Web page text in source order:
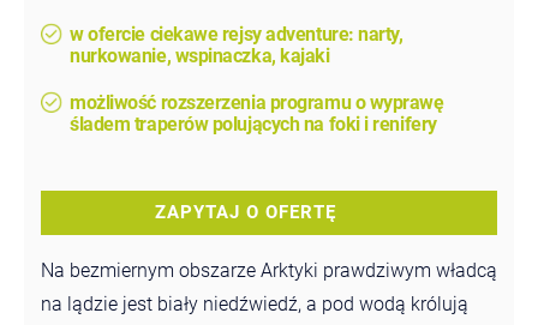
w ofercie ciekawe rejsy adventure: narty,
nurkowanie, wspinaczka, kajaki
możliwość rozszerzenia programu o wyprawę
śladem traperów polujących na foki i renifery
ZAPYTAJ O OFERTĘ
Na bezmiernym obszarze Arktyki prawdziwym władcą
na lądzie jest biały niedźwiedź, a pod wodą królują